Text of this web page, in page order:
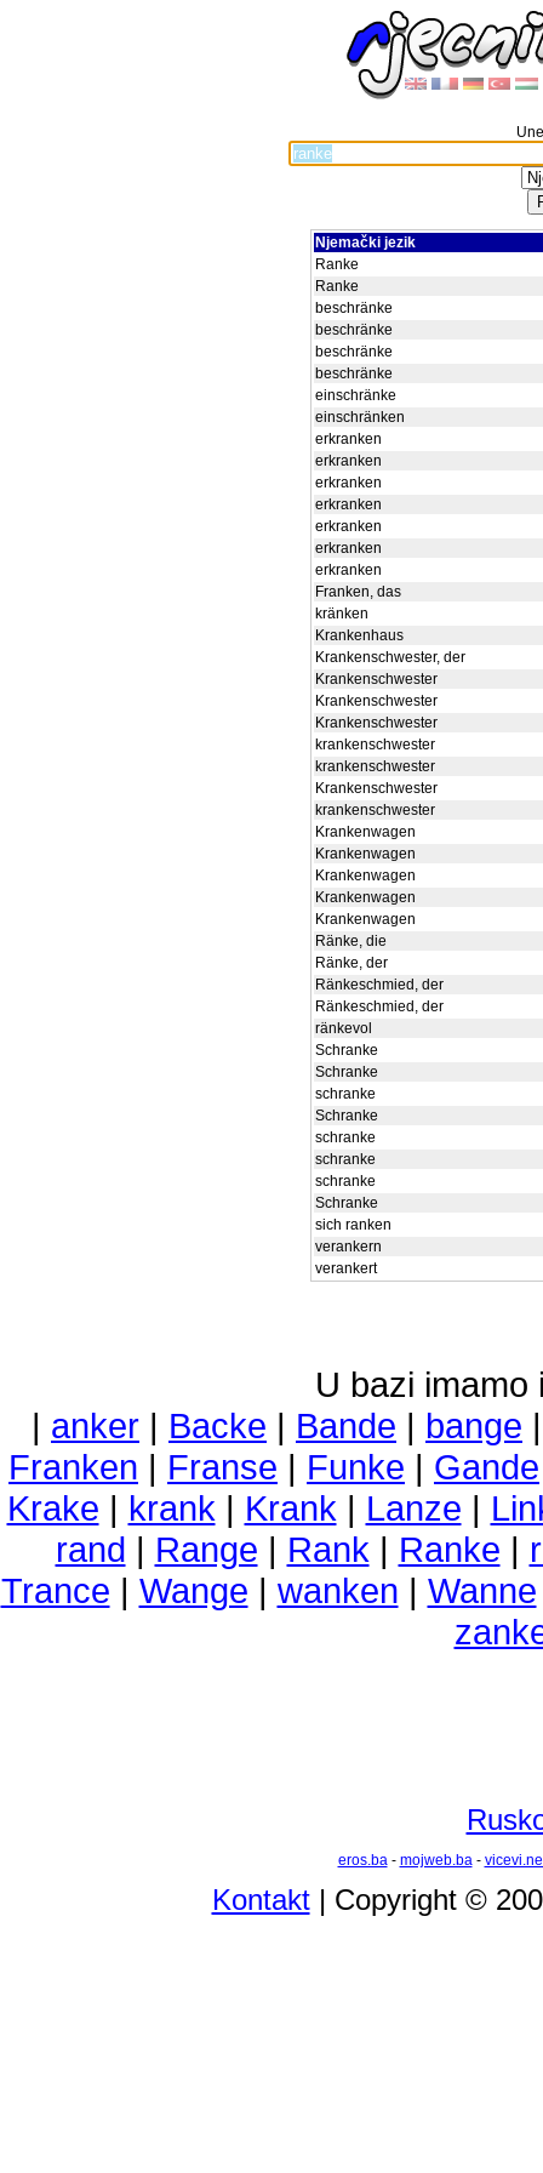
Njemački jezik
Ranke
Ranke
beschränke
beschränke
beschränke
beschränke
einschränke
einschränken
erkranken
erkranken
erkranken
erkranken
erkranken
erkranken
erkranken
Franken, das
kränken
Krankenhaus
Krankenschwester, der
Krankenschwester
Krankenschwester
Krankenschwester
krankenschwester
krankenschwester
Krankenschwester
krankenschwester
Krankenwagen
Krankenwagen
Krankenwagen
Krankenwagen
Krankenwagen
Ränke, die
Ränke, der
Ränkeschmied, der
Ränkeschmied, der
ränkevol
Schranke
Schranke
schranke
Schranke
schranke
schranke
schranke
Schranke
sich ranken
verankern
verankert
U bazi imamo
| anker | Backe | Bande | bange
Franken | Franse | Funke | Gande
Krake | krank | Krank | Lanze |
rand | Range | Rank | Ranke |
Trance | Wange | wanken | Wanne
eros.ba- mojweb.ba-
Kontakt| Copyright ©